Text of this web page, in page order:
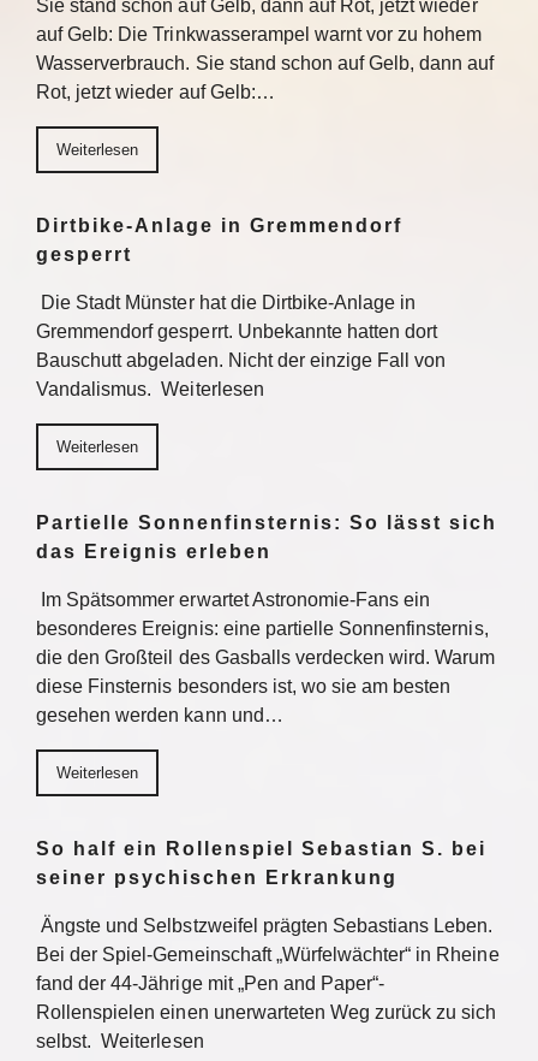
Sie stand schon auf Gelb, dann auf Rot, jetzt wieder
auf Gelb: Die Trinkwasserampel warnt vor zu hohem
Wasserverbrauch. Sie stand schon auf Gelb, dann auf
Rot, jetzt wieder auf Gelb:…
Weiterlesen
Dirtbike-Anlage in Gremmendorf
gesperrt
Die Stadt Münster hat die Dirtbike-Anlage in
Gremmendorf gesperrt. Unbekannte hatten dort
Bauschutt abgeladen. Nicht der einzige Fall von
Vandalismus. Weiterlesen
Weiterlesen
Partielle Sonnenfinsternis: So lässt sich
das Ereignis erleben
Im Spätsommer erwartet Astronomie-Fans ein
besonderes Ereignis: eine partielle Sonnenfinsternis,
die den Großteil des Gasballs verdecken wird. Warum
diese Finsternis besonders ist, wo sie am besten
gesehen werden kann und…
Weiterlesen
So half ein Rollenspiel Sebastian S. bei
seiner psychischen Erkrankung
Ängste und Selbstzweifel prägten Sebastians Leben.
Bei der Spiel-Gemeinschaft „Würfelwächter“ in Rheine
fand der 44-Jährige mit „Pen and Paper“-
Rollenspielen einen unerwarteten Weg zurück zu sich
selbst. Weiterlesen